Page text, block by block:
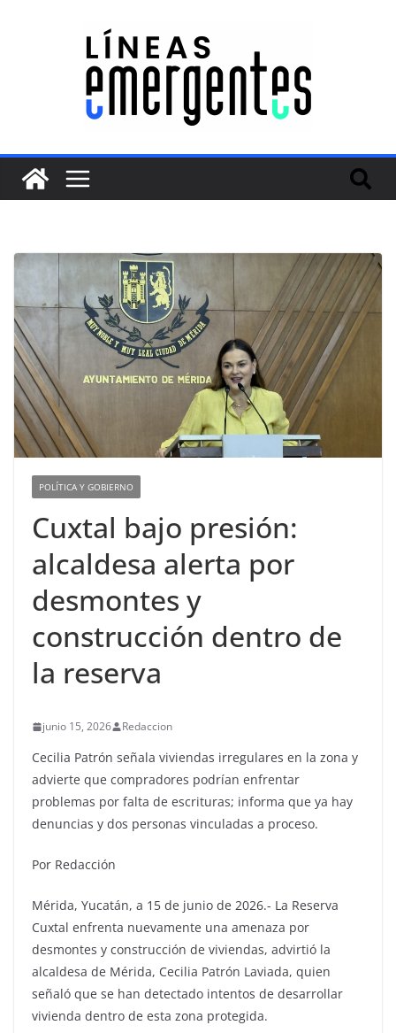
POLÍTICA Y GOBIERNO
Cuxtal bajo presión:
alcaldesa alerta por
desmontes y
construcción dentro de
la reserva
junio 15, 2026 Redaccion
Cecilia Patrón señala viviendas irregulares en la zona y
advierte que compradores podrían enfrentar
problemas por falta de escrituras; informa que ya hay
denuncias y dos personas vinculadas a proceso.
Por Redacción
Mérida, Yucatán, a 15 de junio de 2026.- La Reserva
Cuxtal enfrenta nuevamente una amenaza por
desmontes y construcción de viviendas, advirtió la
alcaldesa de Mérida, Cecilia Patrón Laviada, quien
señaló que se han detectado intentos de desarrollar
vivienda dentro de esta zona protegida.